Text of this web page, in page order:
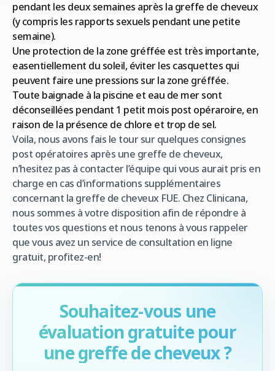
pendant les deux semaines après la greffe de cheveux
(y compris les rapports sexuels pendant une petite
semaine).
Une protection de la zone gréffée est très importante,
easentiellement du soleil, éviter les casquettes qui
peuvent faire une pressions sur la zone gréffée.
Toute baignade à la piscine et eau de mer sont
déconseillées pendant 1 petit mois post opéraroire, en
raison de la présence de chlore et trop de sel.
Voila, nous avons fais le tour sur quelques consignes
post opératoires après une greffe de cheveux,
n’hesitez pas à contacter l’équipe qui vous aurait pris en
charge en cas d’informations supplémentaires
concernant la greffe de cheveux FUE. Chez Clinicana,
nous sommes à votre disposition afin de répondre à
toutes vos questions et nous tenons à vous rappeler
que vous avez un service de consultation en ligne
gratuit, profitez-en!
Souhaitez-vous une
évaluation gratuite pour
une greffe de cheveux ?